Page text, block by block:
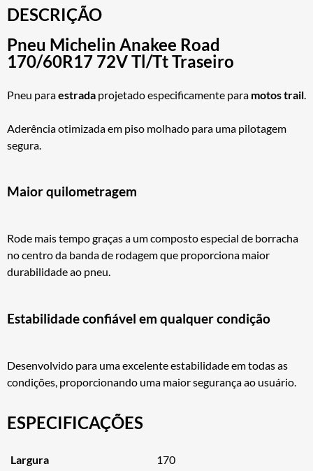
DESCRIÇÃO
Pneu Michelin Anakee Road
170/60R17 72V Tl/Tt Traseiro
Pneu paraestrada projetado especificamente para motos trail
Aderência otimizada em piso molhado para uma pilotagem
segura.
Maior quilometragem
Rode mais tempo graças a um composto especial de borracha
no centro da banda de rodagem que proporciona maior
durabilidade ao pneu.
Estabilidade confiável em qualquer condição
Desenvolvido para uma excelente estabilidade em todas as
condições, proporcionando uma maior segurança ao usuário.
ESPECIFICAÇÕES
Largura 170